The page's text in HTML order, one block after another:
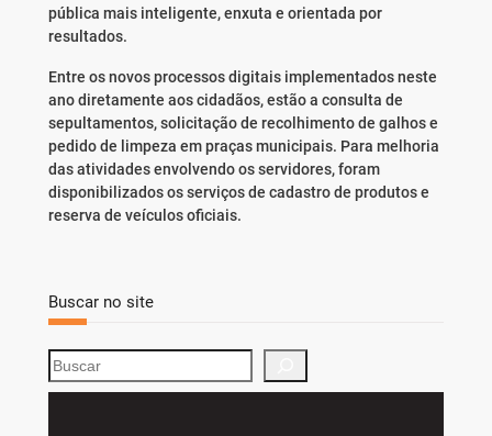
pública mais inteligente, enxuta e orientada por
resultados.
Entre os novos processos digitais implementados neste
ano diretamente aos cidadãos, estão a consulta de
sepultamentos, solicitação de recolhimento de galhos e
pedido de limpeza em praças municipais. Para melhoria
das atividades envolvendo os servidores, foram
disponibilizados os serviços de cadastro de produtos e
reserva de veículos oficiais.
Buscar no site
S
e